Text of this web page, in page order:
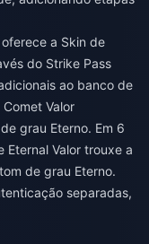
a Skin de
do Strike Pass
ao banco de
Valor
grau Eterno. Em 6
Valor trouxe a
de grau Eterno.
separadas,